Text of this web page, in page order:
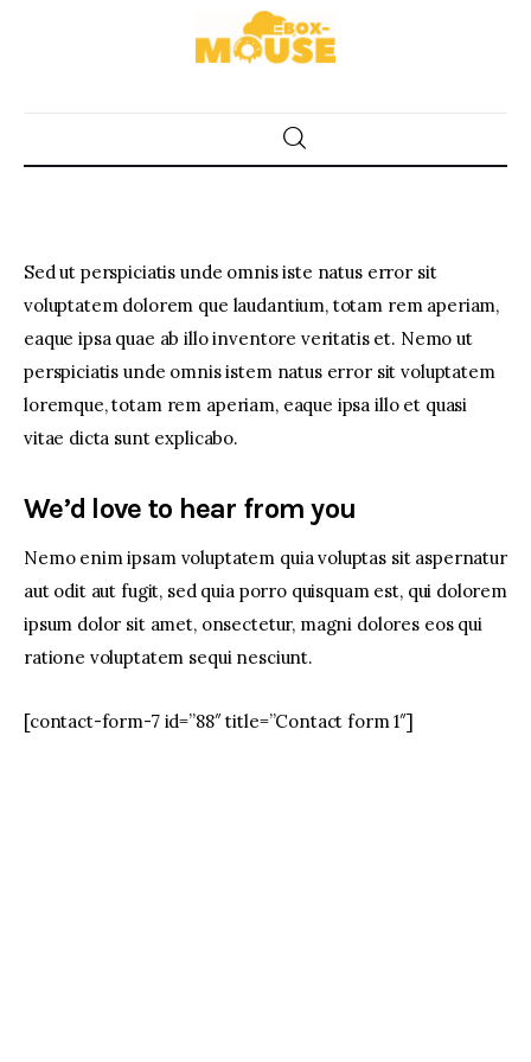
Home
Spices & Seasonings
Sauces & Condiments
Desserts & Sweet Treats
facebooktwitter-youtube-
Sed ut perspiciatis unde omnis iste natus error sit
voluptatem dolorem que laudantium, totam rem aperiam,
eaque ipsa quae ab illo inventore veritatis et. Nemo ut
perspiciatis unde omnis istem natus error sit voluptatem
loremque, totam rem aperiam, eaque ipsa illo et quasi
vitae dicta sunt explicabo.
We’d love to hear from you
Nemo enim ipsam voluptatem quia voluptas sit aspernatur
aut odit aut fugit, sed quia porro quisquam est, qui dolorem
ipsum dolor sit amet, onsectetur, magni dolores eos qui
ratione voluptatem sequi nesciunt.
[contact-form-7 id=”88″ title=”Contact form 1″]